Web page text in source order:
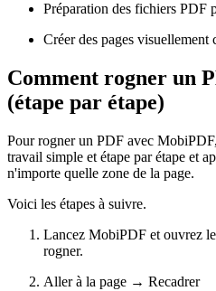
Préparation des fichiers PDF
Créer des pages visuellement
Comment rogner un
(étape par étape)
Pour rogner un PDF avec
travail simple et étape par étape et
n'importe quelle zone de la page.
Voici les étapes à suivre.
Lancez MobiPDF et ouvrez
rogner.
Aller à la page → Recadrer